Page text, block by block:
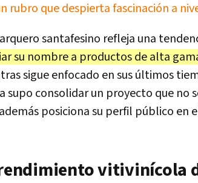
rubro que despierta fascinación a
santafesino refleja una
su nombre a productos de alta
sigue enfocado en sus últimos
supo consolidar un proyecto que no
posiciona su perfil público en
vitivinícola